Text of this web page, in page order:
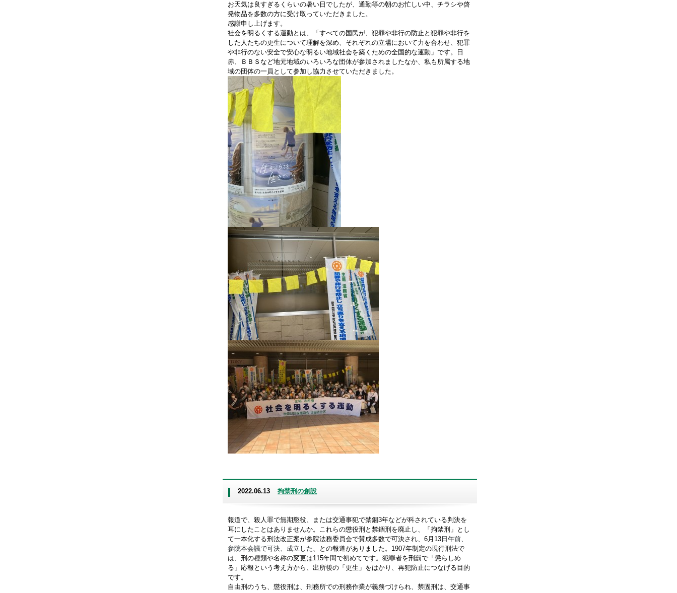
お天気は良すぎるくらいの暑い日でしたが、通勤等の朝のお忙しい中、チラシや啓
発物品を多数の方に受け取っていただきました。
感謝申し上げます。
社会を明るくする運動とは、「すべての国民が、犯罪や非行の防止と犯罪や非行を
した人たちの更生について理解を深め、それぞれの立場において力を合わせ、犯罪
や非行のない安全で安心な明るい地域社会を築くための全国的な運動」です。
日
赤、ＢＢＳなど地元地域のいろいろな団体が参加されましたなか、私も所属する地
域の団体の一員として参加し協力させていただきました。
2022.06.13 拘禁刑の創設
報道で、殺人罪で無期懲役、または交通事犯で禁錮3年などが科されている判決を
耳にしたことはありませんか。これらの懲役刑と禁錮刑を廃止し、「拘禁刑」とし
て一本化する刑法改正案が参院法務委員会で賛成多数で可決され、6月13 日午前、
参院本会議で可決、成立した、との報道がありました。1907年制定の現行刑法で
は、刑の種類や名称の変更は115年間で初めてです。犯罪者を刑罰で「懲らしめ
る」応報という考え方から、出所後の「更生」をはかり、再犯防止につなげる目的
です。
自由刑のうち、懲役刑は、刑務所での刑務作業が義務づけられ、禁固刑は、交通事